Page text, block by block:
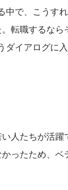
中で、こうす
転職するなら
イアログに入
人たちが活躍
ったため、